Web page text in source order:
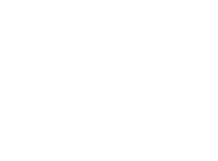
社の共同利用者
」に記載されて
はありません。
年1月12日よ
ない年数を意